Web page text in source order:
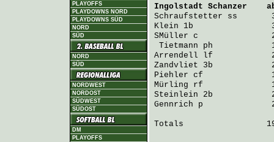
PLAYOFFS
PLAYDOWNS NORD
PLAYDOWNS SÜD
NORD
SÜD
NORD
SÜD
NORDWEST
NORDOST
SÜDWEST
SÜDOST
DM
PLAYOFFS
Ingolstadt Schanzer
Schraufstetter ss
Klein 1b                3
SMüller c               2
Tietmann ph            1
Arrendell lf            2
Zandvliet 3b            2
Piehler cf              1
Mürling rf              1
Steinlein 2b            2
Gennrich p              2
Totals